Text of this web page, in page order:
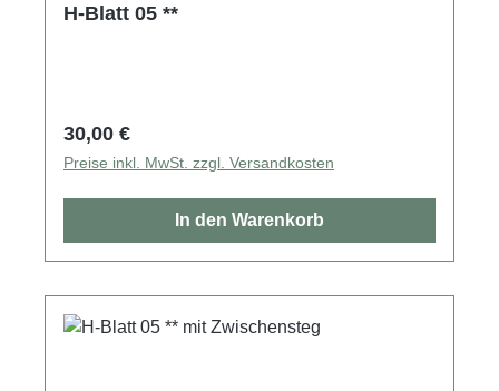
H-Blatt 05 **
Regulärer Preis:
30,00 €
Preise inkl. MwSt. zzgl. Versandkosten
In den Warenkorb